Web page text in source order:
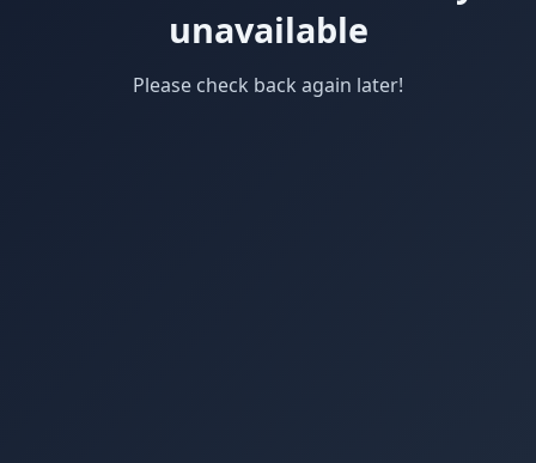
unavailable
Please check back again later!